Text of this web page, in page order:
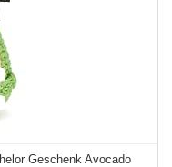
Geschenk Avocado